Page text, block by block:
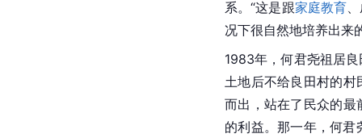
系。“这是跟家庭教育
况下很自然地培养出来
1983年，何君尧祖居
土地后不给良田村的
而出，站在了民众的最
的利益。那一年，何